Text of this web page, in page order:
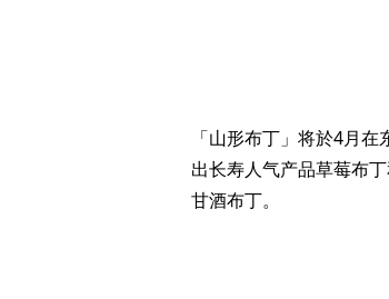
「山形布丁」将於4月
出长寿人气产品草莓布
甘酒布丁。